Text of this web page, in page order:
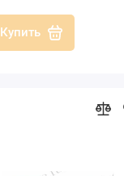
Купить